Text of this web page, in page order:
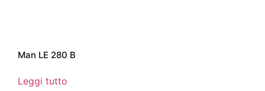
Man LE 280 B
Leggi tutto